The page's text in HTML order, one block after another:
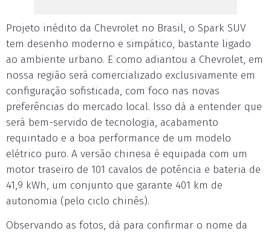
Projeto inédito da Chevrolet no Brasil, o Spark SUV
tem desenho moderno e simpático, bastante ligado
ao ambiente urbano. E como adiantou a Chevrolet, em
nossa região será comercializado exclusivamente em
configuração sofisticada, com foco nas novas
preferências do mercado local. Isso dá a entender que
será bem-servido de tecnologia, acabamento
requintado e a boa performance de um modelo
elétrico puro. A versão chinesa é equipada com um
motor traseiro de 101 cavalos de potência e bateria de
41,9 kWh, um conjunto que garante 401 km de
autonomia (pelo ciclo chinês).
Observando as fotos, dá para confirmar o nome da